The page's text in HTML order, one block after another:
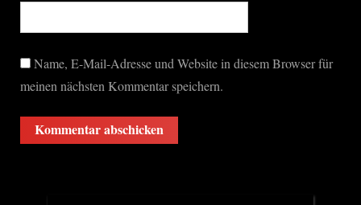
Name, E-Mail-Adresse und Website in diesem Browser für
meinen nächsten Kommentar speichern.